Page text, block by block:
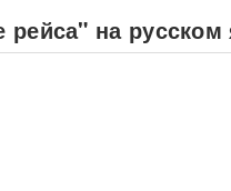
на русском